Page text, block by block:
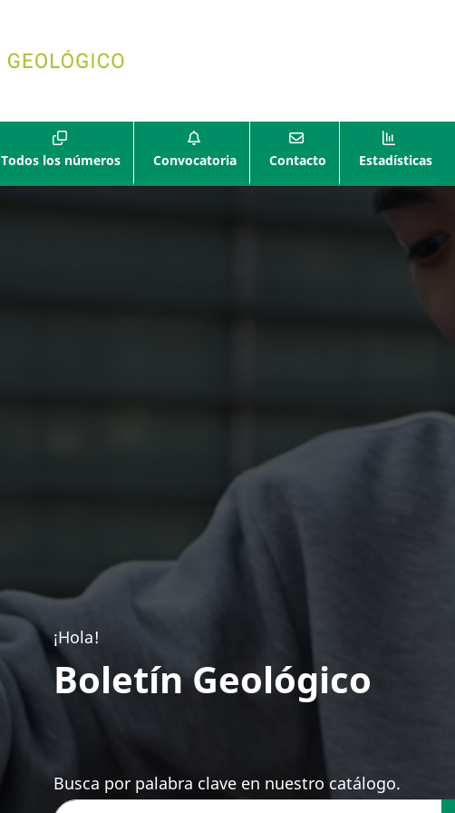
Todos los números Convocatoria Contacto Estadísticas
¡Hola!
Boletín Geológico
Busca por palabra clave en nuestro catálogo.